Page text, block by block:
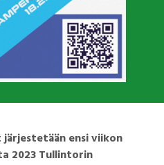
ensi viikon
2023 Tullintorin